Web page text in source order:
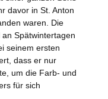
davor in St. Anton
waren. Die
Spätwintertagen
seinem ersten
dass er nur
um die Farb- und
für sich